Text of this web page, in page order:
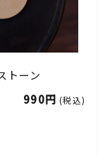
トーン
990円 (税込)